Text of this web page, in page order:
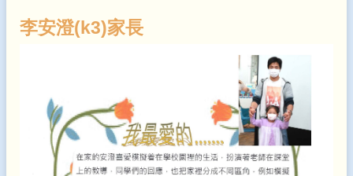
李安澄(k3)家長